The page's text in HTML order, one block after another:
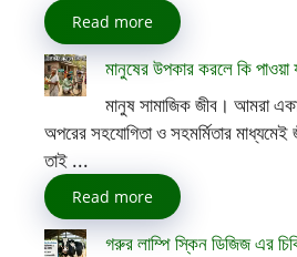
Read more
মানুষের উপকার করলে কি পাওয়া
মানুষ সামাজিক জীব। আমরা
অপরের সহযোগিতা ও সহমর্মিতার
তাই ...
Read more
গরুর লাম্পি স্কিন ডিজিজ এর